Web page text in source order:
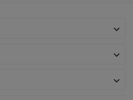


